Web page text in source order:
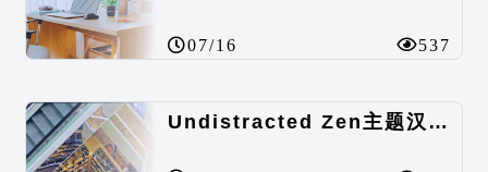
07/16 537
Undistracted Zen主题汉化包